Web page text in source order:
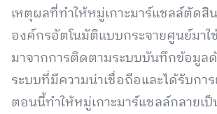
เหตุผลที่ทำให้หมู่เกาะมาร์แชลล์ตัดสิ
องค์กรอัตโนมัติแบบกระจายศูนย์มาใ
มาจากการติดตามระบบบันทึกข้อมูลด้
ระบบที่มีความน่าเชื่อถือและได้รับกา
ตอนนี้ทำให้หมู่เกาะมาร์แชลล์กลายเ